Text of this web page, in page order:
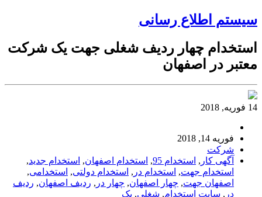
سیستم اطلاع رسانی
استخدام چهار ردیف شغلی جهت یک شرکت
معتبر در اصفهان
14 فوریه, 2018
فوریه 14, 2018
شرکت
آگهی کار , استخدام 95 , استخدام اصفهان, استخدام جدید,
استخدام جهت, استخدام در , استخدام دولتی, استخدامی,
اصفهان جهت, چهار اصفهان, چهار در , ردیف اصفهان, ردیف
در , سایت استخدام, شغلی, یک